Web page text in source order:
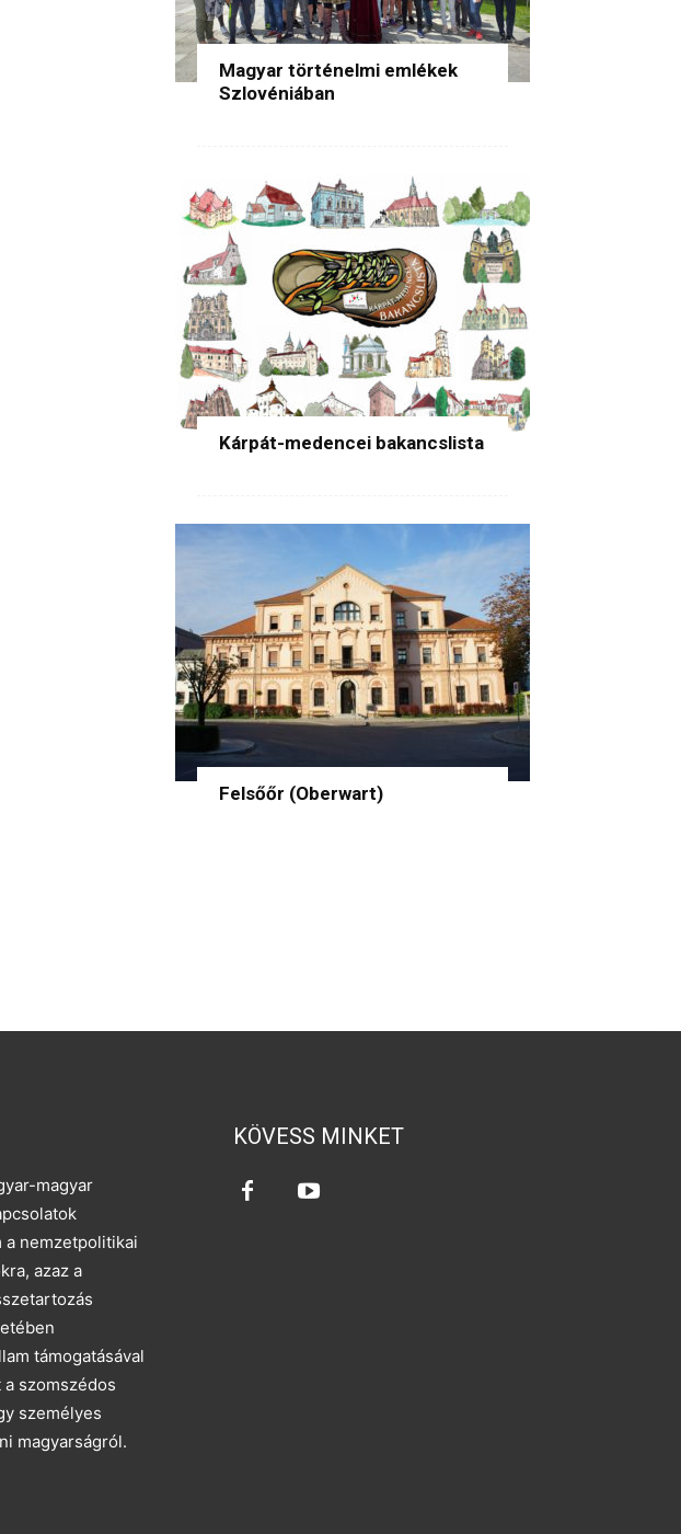
Magyar történelmi emlékek
Szlovéniában
Kárpát-medencei bakancslista
Felsőőr (Oberwart)
magyar
a nemzetpolitikai
azaz a
támogatásával
szomszédos
személyes
magyarságról.
KÖVESS MINKET